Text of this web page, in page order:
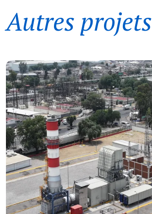
Autres projets